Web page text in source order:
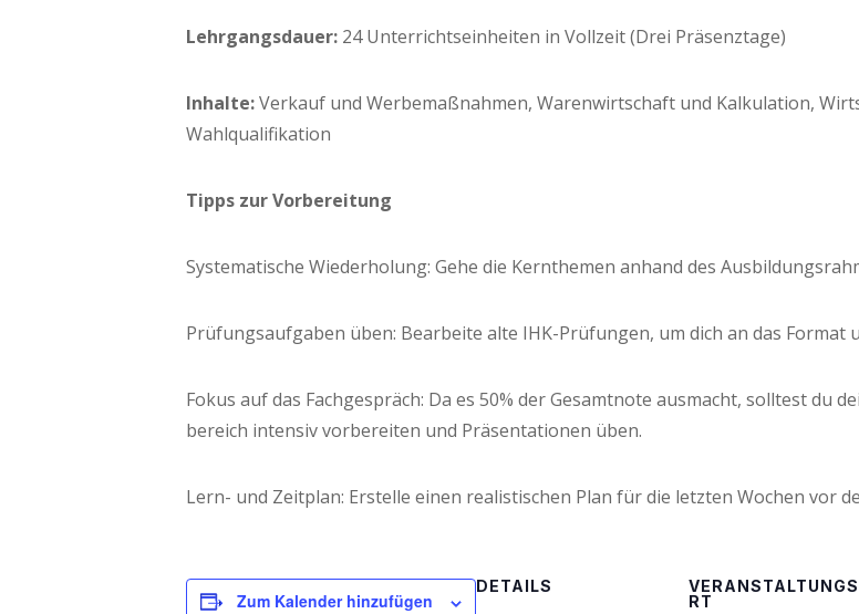
Lehr­gangs­dau­er: 24 Unter­richts­ein­hei­ten in Voll­zeit (Drei Präsenztage)
Inhal­te:Ver­kauf und Wer­be­maß­nah­men, Waren­wirt­schaft und Kal­ku­la­ti­on,
Wahlqualifikation
Tipps zur Vorbereitung
Sys­te­ma­ti­sche Wie­der­ho­lung: Gehe die Kern­the­men anhand des
Prü­fungs­auf­ga­ben üben: Bear­bei­te alte IHK-Prü­fun­gen, um dich an das For­mat
Fokus auf das Fach­ge­spräch: Da es 50% der Gesamt­no­te aus­macht, soll­test
be­reich inten­siv vor­be­rei­ten und Prä­sen­ta­tio­nen üben.
Lern- und Zeit­plan: Erstel­le einen rea­lis­ti­schen Plan für die letz­ten Wochen vor
Zum Kalender hinzufügen
DETAILS
RT